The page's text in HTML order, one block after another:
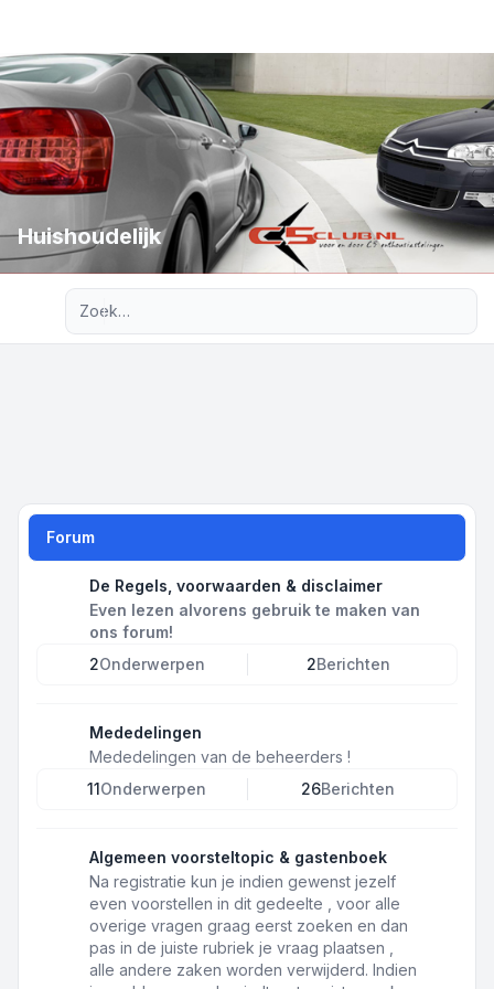
Huishoudelijk
Forum
De Regels, voorwaarden & disclaimer
Even lezen alvorens gebruik te maken van
ons forum!
2Onderwerpen 2Berichten
Mededelingen
Mededelingen van de beheerders !
11Onderwerpen 26Berichten
Algemeen voorsteltopic & gastenboek
Na registratie kun je indien gewenst jezelf
even voorstellen in dit gedeelte , voor alle
overige vragen graag eerst zoeken en dan
pas in de juiste rubriek je vraag plaatsen ,
alle andere zaken worden verwijderd. Indien